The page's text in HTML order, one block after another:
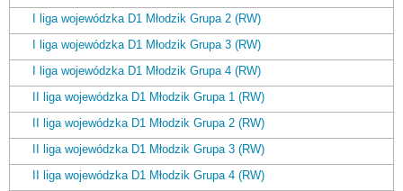
I liga wojewódzka D1 Młodzik Grupa 2 (RW)
I liga wojewódzka D1 Młodzik Grupa 3 (RW)
I liga wojewódzka D1 Młodzik Grupa 4 (RW)
II liga wojewódzka D1 Młodzik Grupa 1 (RW)
II liga wojewódzka D1 Młodzik Grupa 2 (RW)
II liga wojewódzka D1 Młodzik Grupa 3 (RW)
II liga wojewódzka D1 Młodzik Grupa 4 (RW)